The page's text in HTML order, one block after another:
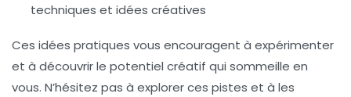
techniques et idées créatives
Ces idées pratiques vous encouragent à expérimenter
et à découvrir le potentiel créatif qui sommeille en
vous. N’hésitez pas à explorer ces pistes et à les